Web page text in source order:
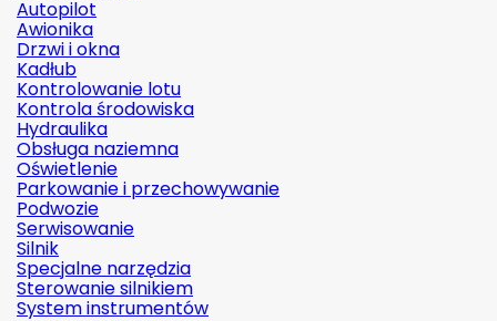
Autopilot
Awionika
Drzwi i okna
Kadłub
Kontrolowanie lotu
Kontrola środowiska
Hydraulika
Obsługa naziemna
Oświetlenie
Parkowanie i przechowywanie
Podwozie
Serwisowanie
Silnik
Specjalne narzędzia
Sterowanie silnikiem
System instrumentów